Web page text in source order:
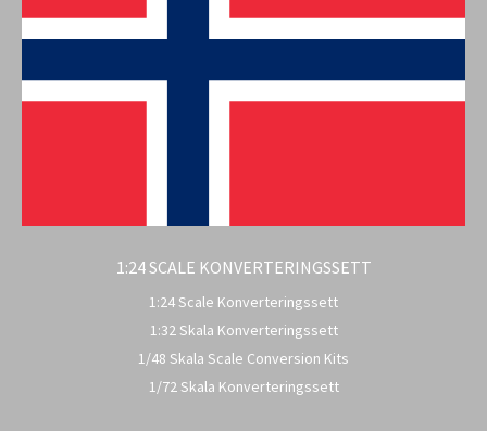
1:24 SCALE KONVERTERINGSSETT
1:24 Scale Konverteringssett
1:32 Skala Konverteringssett
1/48 Skala Scale Conversion Kits
1/72 Skala Konverteringssett